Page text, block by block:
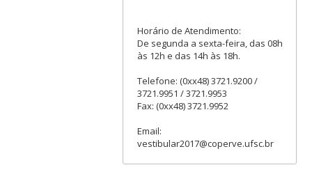
Horário de Atendimento:
De segunda a sexta-feira, das 08h
às 12h e das 14h às 18h.
Telefone: (0xx48) 3721.9200 /
3721.9951 / 3721.9953
Fax: (0xx48) 3721.9952
Email:
vestibular2017@coperve.ufsc.br